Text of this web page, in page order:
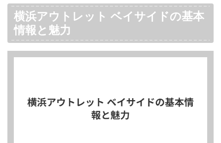
横浜アウトレット ベイサイドの基本
情報と魅力